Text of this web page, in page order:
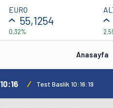
EURO
55,1254
0,32%
Anasayfa
10:16 / Test Baslik 10:16:19